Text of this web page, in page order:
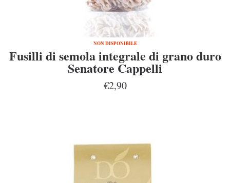
NON DISPONIBILE
Fusilli di semola integrale di grano duro
Senatore Cappelli
€2,90